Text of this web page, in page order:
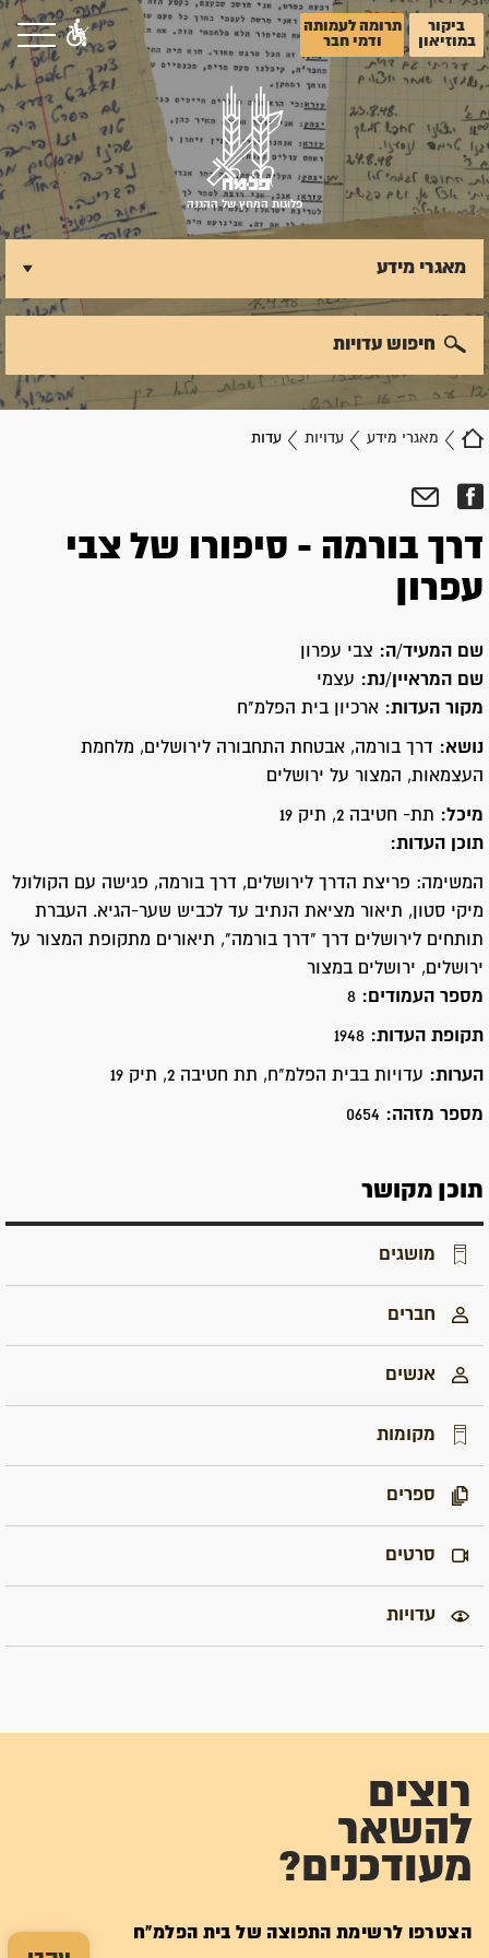
ביקור
במוזיאון
תרומה לעמותה
ודמי חבר
פלוגות המחץ של ההגנה
מאגרי מידע עדויות עדות
מאגרי מידע
חיפוש עדויות
דרך בורמה - סיפורו של צבי
עפרון
שם המעיד/ה: צבי עפרון
שם המראיין/נת: עצמי
מקור העדות: ארכיון בית הפלמ"ח
נושא: דרך בורמה, אבטחת התחבורה לירושלים, מלחמת
העצמאות, המצור על ירושלים
מיכל: תת- חטיבה 2, תיק 19
תוכן העדות:
המשימה: פריצת הדרך לירושלים, דרך בורמה, פגישה עם הקולונל
מיקי סטון, תיאור מציאת הנתיב עד לכביש שער-הגיא. העברת
תותחים לירושלים דרך "דרך בורמה", תיאורים מתקופת המצור על
ירושלים, ירושלים במצור
מספר העמודים: 8
תקופת העדות: 1948
הערות: עדויות בבית הפלמ"ח, תת חטיבה 2, תיק 19
מספר מזהה: 0654
תוכן מקושר
מושגים
חברים
אנשים
מקומות
ספרים
סרטים
עדויות
רוצים
להשאר
מעודכנים?
הצטרפו לרשימת התפוצה של בית הפלמ"ח